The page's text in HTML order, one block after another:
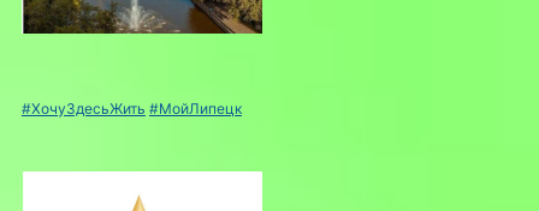
#ХочуЗдесьЖить #МойЛипецк